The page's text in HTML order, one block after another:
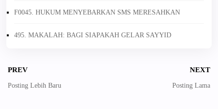
F0045. HUKUM MENYEBARKAN SMS MERESAHKAN
495. MAKALAH: BAGI SIAPAKAH GELAR SAYYID
PREV
Posting Lebih Baru
NEXT
Posting Lama